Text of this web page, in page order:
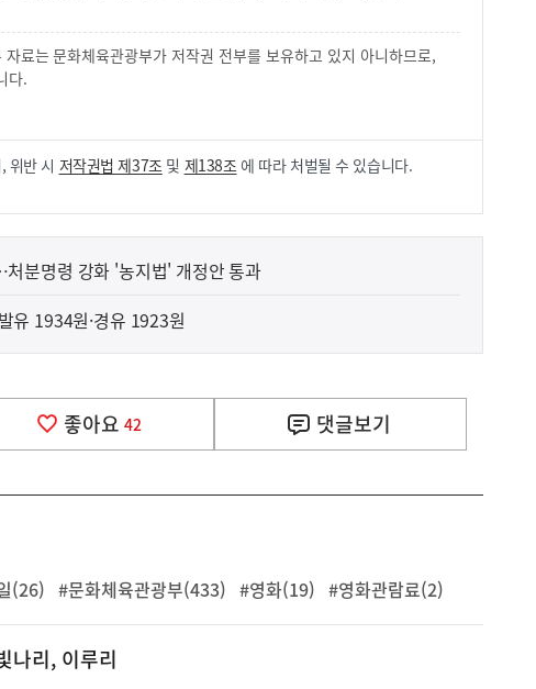
료는 문화체육관광부가 저작권 전부를 보유하고 있지 아니하므로,
다.
위반 시 저작권법 제37조및 제138조에 따라 처벌될 수 있습니다.
분명령 강화 '농지법' 개정안 통과
유 1934원·경유 1923원
좋아요 42 댓글보기
(26) #문화체육관광부(433) #영화(19) #영화관람료(2)
나리, 이루리